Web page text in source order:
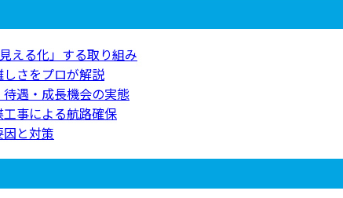
える化」する取り組み
さをプロが解説
遇・成長機会の実態
事による航路確保
と対策